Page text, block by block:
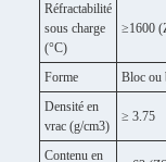
Réfractabilité
sous charge
(°C)
≥1600
Forme
Bloc ou
Densité en
vrac (g/cm3)
≥ 3.75
Contenu en